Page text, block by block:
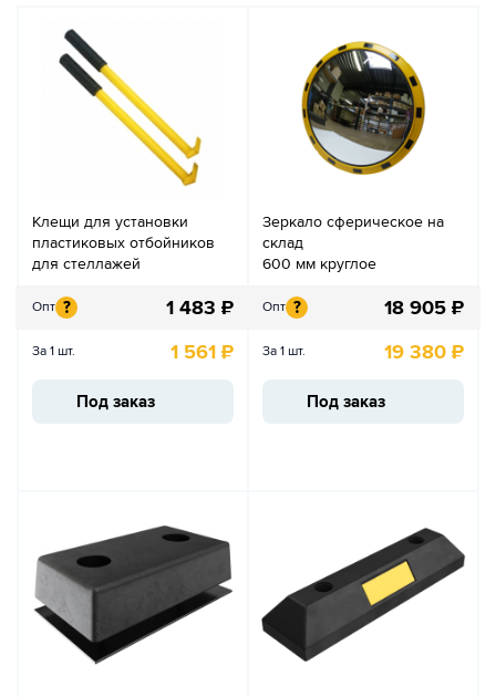
Клещи для установки
пластиковых отбойников
для стеллажей
Опт ? 1 483 ₽
За 1 шт. 1 561 ₽
Под заказ
Зеркало сферическое на
склад
600 мм круглое
Опт ? 18 905 ₽
За 1 шт. 19 380 ₽
Под заказ